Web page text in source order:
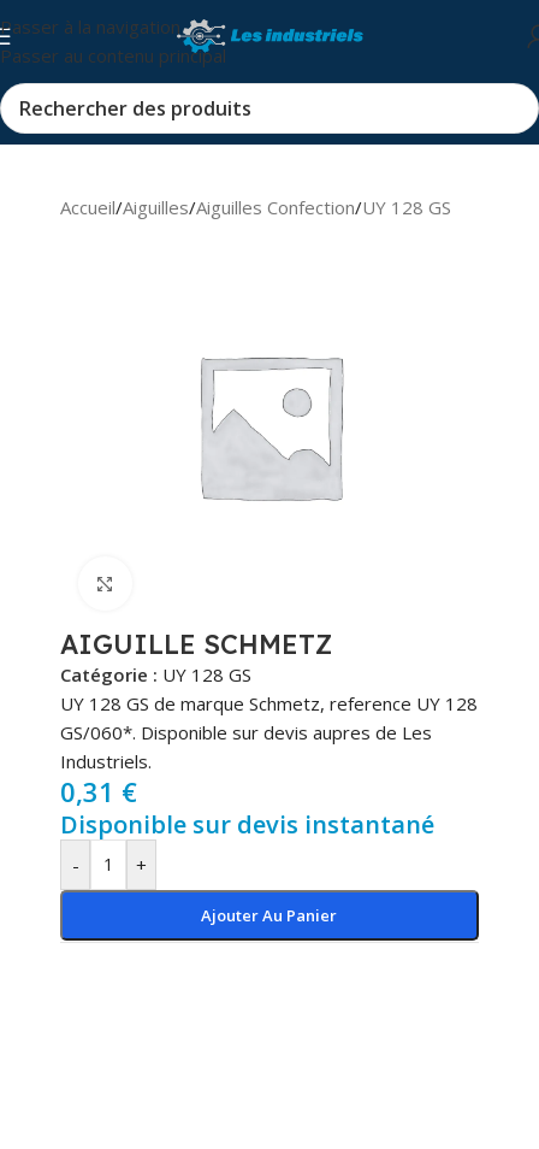
Passer à la navigation
Passer au contenu principal
Accueil/Aiguilles/Aiguilles Confection/UY 128 GS
AIGUILLE SCHMETZ
Catégorie : UY 128 GS
UY 128 GS de marque Schmetz, reference UY 128
GS/060*. Disponible sur devis aupres de Les
Industriels.
0,31 €
Disponible sur devis instantané
- +
Ajouter Au Panier